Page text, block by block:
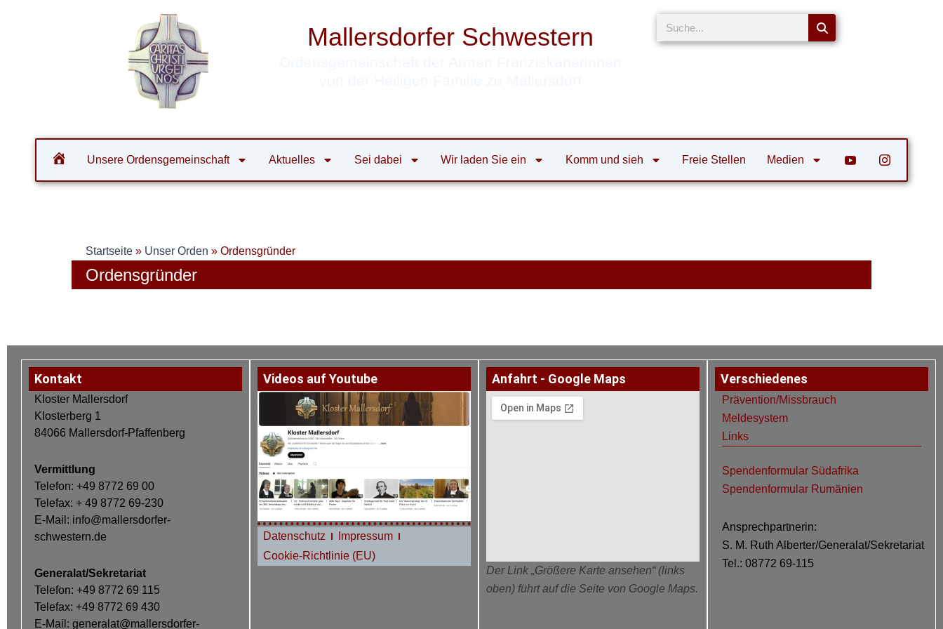
Mallersdorfer Schwestern
Suche
Unsere Ordensgemeinschaft Aktuelles Sei dabei Wir laden Sie ein Komm und sieh Freie Stellen Medien
Startseite » Unser Orden » Ordensgründer
Ordensgründer
Kontakt
Kloster Mallersdorf
Klosterberg 1
84066 Mallersdorf-Pfaffenberg
Vermittlung
Telefon: +49 8772 69 00
Telefax: + 49 8772 69-230
E-Mail: info@mallersdorfer-
schwestern.de
Generalat/Sekretariat
Telefon: +49 8772 69 115
Telefax: +49 8772 69 430
E-Mail: generalat@mallersdorfer-
Videos auf Youtube
Datenschutz
Impressum
Cookie-Richtlinie (EU)
Anfahrt - Google Maps
Der Link „Größere Karte ansehen“ (links
oben) führt auf die Seite von Google Maps.
Verschiedenes
Prävention/Missbrauch
Meldesystem
Links
Spendenformular Südafrika
Spendenformular Rumänien
Ansprechpartnerin:
S. M. Ruth Alberter/Generalat/Sekretariat
Tel.: 08772 69-115